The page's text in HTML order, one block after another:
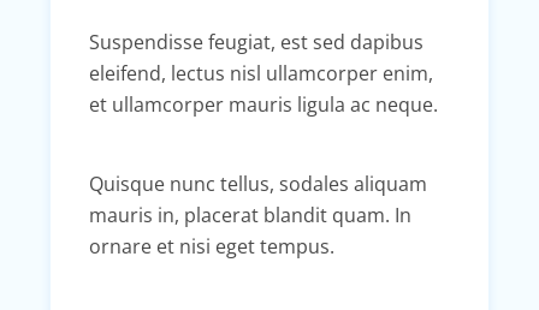
Suspendisse feugiat, est sed dapibus
eleifend, lectus nisl ullamcorper enim,
et ullamcorper mauris ligula ac neque.
Quisque nunc tellus, sodales aliquam
mauris in, placerat blandit quam. In
ornare et nisi eget tempus.